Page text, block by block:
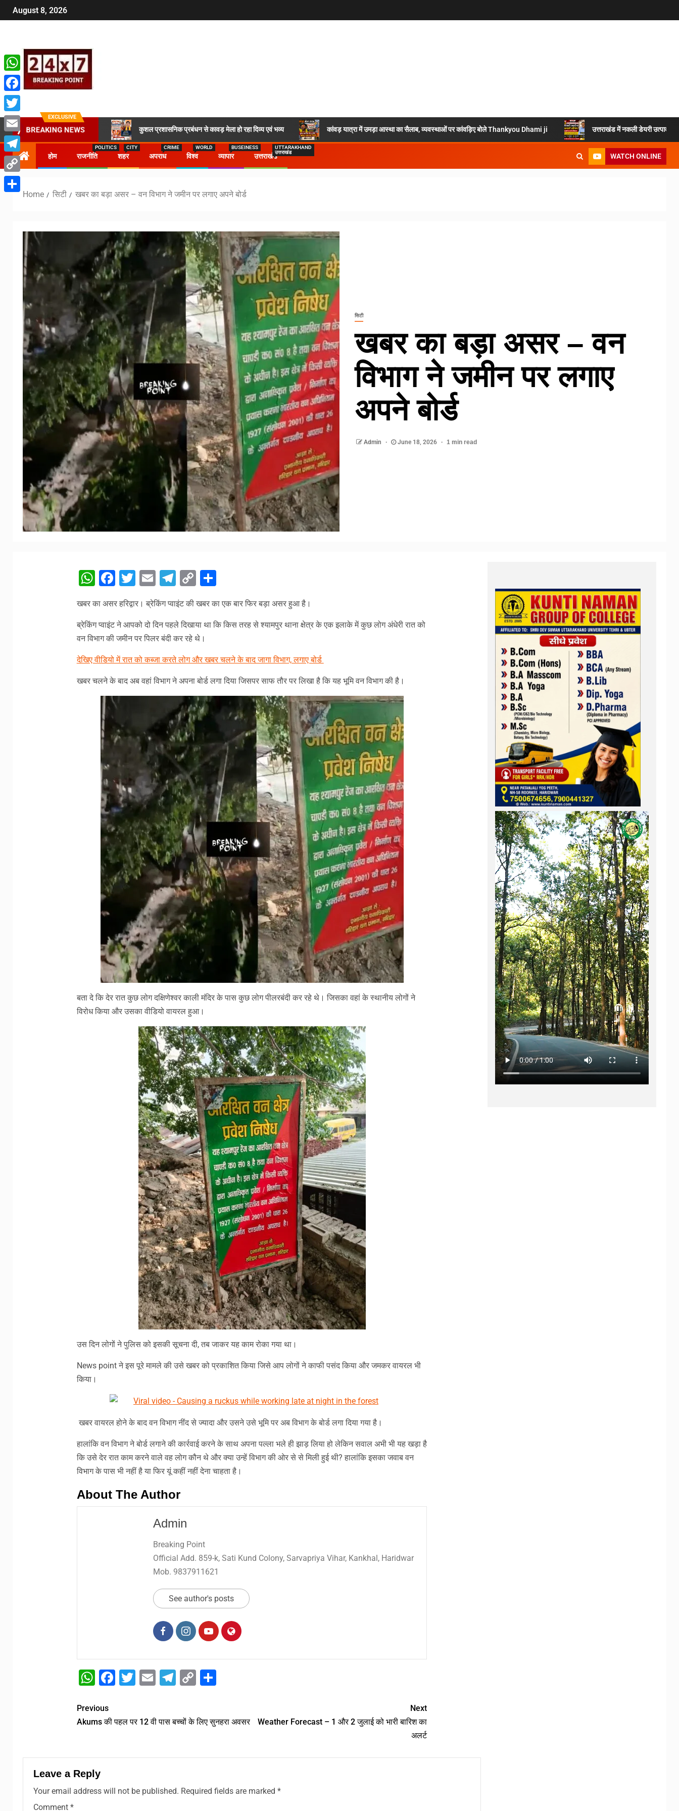
August 8, 2026
EXCLUSIVE
BREAKING NEWS कुशल प्रशासनिक प्रबंधन से कावड़ मेला हो रहा दिव्य एवं भव्य कांवड़ यात्रा में उमड़ा आस्था का सैलाब, व्यवस्थाओं पर कांवड़िए बोले Thankyou Dhami ji उत्तराखंड में नकली डेयरी उत्पादों
होम राजनीति
POLITICS
शहर
CITY
अपराध
CRIME
विश्व
WORLD
व्यापार
BUSEINESS
उत्तराखंड
UTTARAKHAND
उत्तराखंड
WATCH ONLINE
Home सिटी खबर का बड़ा असर – वन विभाग ने जमीन पर लगाए अपने बोर्ड
सिटी
खबर का बड़ा असर – वन
विभाग ने जमीन पर लगाए
अपने बोर्ड
Admin June 18, 2026 1 min read
WhatsApp
Facebook
Twitter
EmailTelegram
CopyShare
खबर का असर हरिद्वार। ब्रेकिंग प्वाइंट की खबर का एक बार फिर बड़ा असर हुआ है।
ब्रेकिंग प्वाइंट ने आपको दो दिन पहले दिखाया था कि किस तरह से श्यामपुर थाना क्षेत्र के एक इलाके में कुछ लोग अंधेरी रात को
वन विभाग की जमीन पर पिलर बंदी कर रहे थे।
देखिए वीडियो में रात को कब्जा करते लोग और खबर चलने के बाद जागा विभाग, लगाए बोर्ड
खबर चलने के बाद अब वहां विभाग ने अपना बोर्ड लगा दिया जिसपर साफ तौर पर लिखा है कि यह भूमि वन विभाग की है।
बता दे कि देर रात कुछ लोग दक्षिणेश्वर काली मंदिर के पास कुछ लोग पीलरबंदी कर रहे थे। जिसका वहां के स्थानीय लोगों ने
विरोध किया और उसका वीडियो वायरल हुआ।
उस दिन लोगों ने पुलिस को इसकी सूचना दी, तब जाकर यह काम रोका गया था।
News point ने इस पूरे मामले की उसे खबर को प्रकाशित किया जिसे आप लोगों ने काफी पसंद किया और जमकर वायरल भी
किया।
खबर वायरल होने के बाद वन विभाग नींद से ज्यादा और उसने उसे भूमि पर अब विभाग के बोर्ड लगा दिया गया है।
हालांकि वन विभाग ने बोर्ड लगाने की कार्रवाई करने के साथ अपना पल्ला भले ही झाड़ लिया हो लेकिन सवाल अभी भी यह खड़ा है
कि उसे देर रात काम करने वाले वह लोग कौन थे और क्या उन्हें विभाग की ओर से से मिली हुई थी? हालांकि इसका जवाब वन
विभाग के पास भी नहीं है या फिर यूं कहीं नहीं देना चाहता है।
About The Author
Admin
Breaking Point
Official Add. 859-k, Sati Kund Colony, Sarvapriya Vihar, Kankhal, Haridwar
Mob. 9837911621
See author's posts
WhatsApp
Facebook
Twitter
EmailTelegram
CopyShare
Previous
Akums की पहल पर 12 वी पास बच्चों के लिए सुनहरा अवसर
Next
Weather Forecast – 1 और 2 जुलाई को भारी बारिश का
अलर्ट
Leave a Reply
Your email address will not be published. Required fields are marked *
Comment *
WhatsApp
Facebook
Twitter
Email
Telegram
Copy
Share